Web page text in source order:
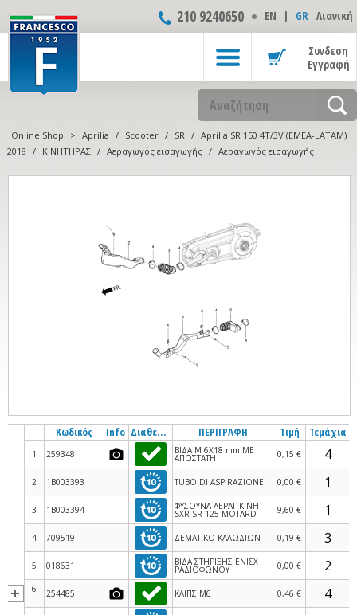
210 9240650 ΕΝ | GR Λιανική
Συνδεση
Εγγραφή
Online Shop > Aprilia / Scooter / SR / Aprilia SR 150 4T/3V (EMEA-LATAM)
2018 / ΚΙΝΗΤΗΡΑΣ / Αεραγωγός εισαγωγής / Αεραγωγός εισαγωγής
Κωδικός Info Διαθεσιμότητα ΠΕΡΙΓΡΑΦΗ Τιμή Τεμάχια
1 259348 ΒΙΔΑ M 6X18 mm ΜΕ
ΑΠΟΣΤΑΤΗ 0,15 €
2 1B003393 TUBO DI ASPIRAZIONE. 0,00 €
3 1B003394 ΦΥΣΟΥΝΑ ΑΕΡΑΓ ΚΙΝΗΤ
SXR-SR 125 MOTARD 9,60 €
4 709519 ΔΕΜΑΤΙΚΟ ΚΑΛΩΔΙΩΝ 0,19 €
5 018631 ΒΙΔΑ ΣΤΗΡΙΞΗΣ ΕΝΙΣΧ
ΡΑΔΙΟΦΩΝΟΥ 0,00 €
6 254485 ΚΛΙΠΣ M6 0,46 €